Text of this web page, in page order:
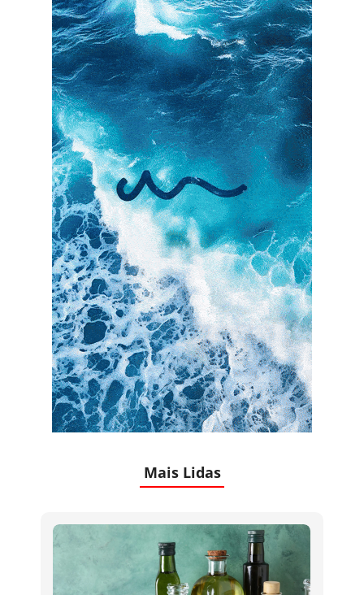
Mais Lidas